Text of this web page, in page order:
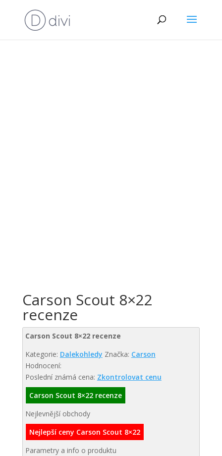
Carson Scout 8×22
recenze
Carson Scout 8×22 recenze
Kategorie: Dalekohledy Značka: Carson
Hodnocení:
Poslední známá cena: Zkontrolovat cenu
Carson Scout 8×22 recenze
Nejlevnější obchody
Nejlepší ceny Carson Scout 8×22
Parametry a info o produktu